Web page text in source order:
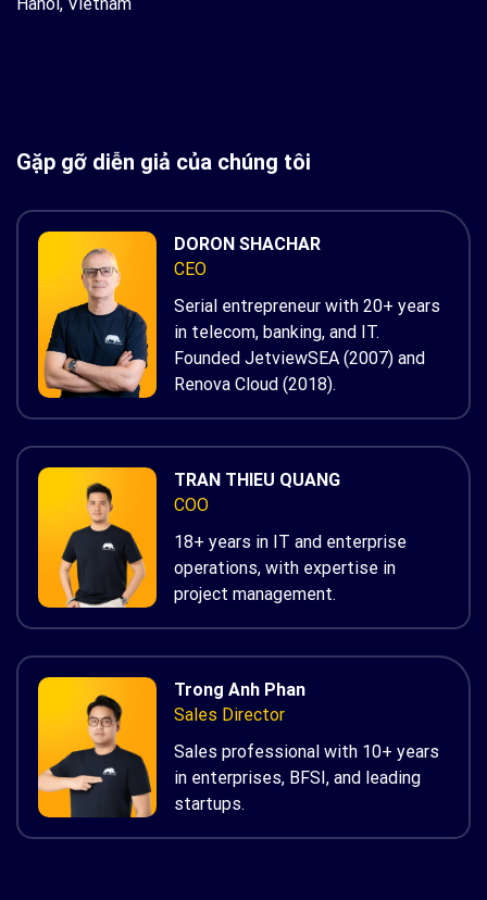
Gặp gỡ diễn giả của chúng tôi
DORON SHACHAR
CEO
Serial entrepreneur with 20+ years
in telecom, banking, and IT.
Founded JetviewSEA (2007) and
Renova Cloud (2018).
TRAN THIEU QUANG
COO
18+ years in IT and enterprise
operations, with expertise in
project management.
Trong Anh Phan
Sales Director
Sales professional with 10+ years
in enterprises, BFSI, and leading
startups.